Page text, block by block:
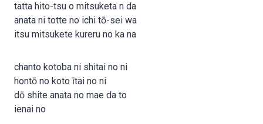
tatta hito-tsu o mitsuketa n da
anata ni totte no ichi tō-sei wa
itsu mitsukete kureru no ka na
chanto kotoba ni shitai no ni
hontō no koto ītai no ni
dō shite anata no mae da to
ienai no